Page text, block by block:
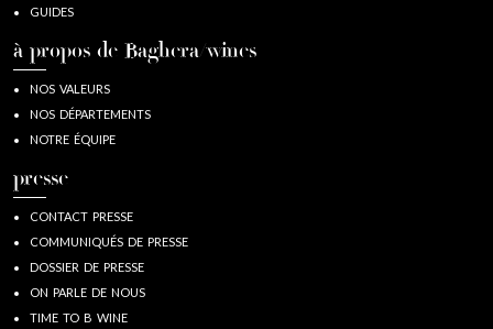
GUIDES
à propos de Baghera/wines
NOS VALEURS
NOS DÉPARTEMENTS
NOTRE ÉQUIPE
presse
CONTACT PRESSE
COMMUNIQUÉS DE PRESSE
DOSSIER DE PRESSE
ON PARLE DE NOUS
TIME TO B WINE